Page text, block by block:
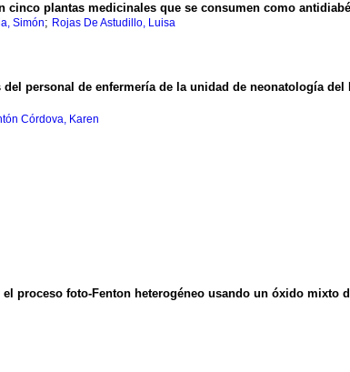
plantas medicinales que se consumen como
Simón; Rojas De Astudillo, Luisa
personal de enfermería de la unidad de neonatología del
Córdova, Karen
proceso foto-Fenton heterogéneo usando un óxido mixto